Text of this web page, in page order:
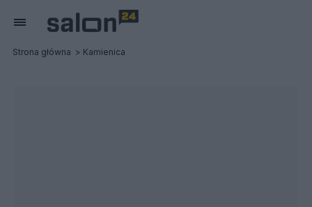
Strona główna Kamienica